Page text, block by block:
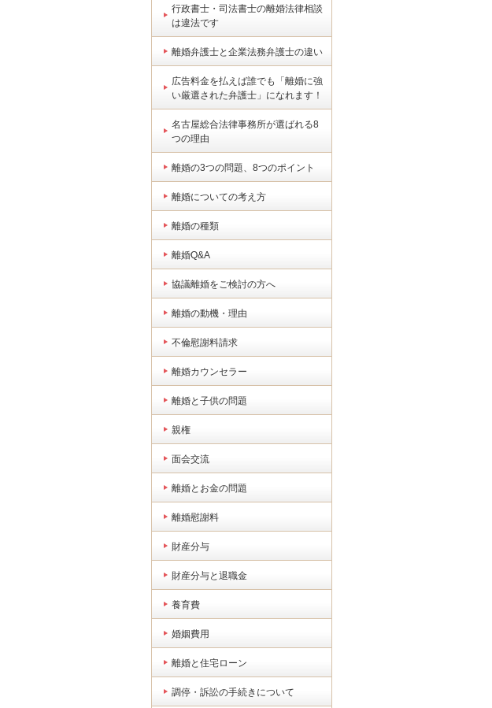
行政書士・司法書士の離婚法律相談
は違法です
離婚弁護士と企業法務弁護士の違い
広告料金を払えば誰でも「離婚に強
い厳選された弁護士」になれます！
名古屋総合法律事務所が選ばれる8
つの理由
離婚の3つの問題、8つのポイント
離婚についての考え方
離婚の種類
離婚Q&A
協議離婚をご検討の方へ
離婚の動機・理由
不倫慰謝料請求
離婚カウンセラー
離婚と子供の問題
親権
面会交流
離婚とお金の問題
離婚慰謝料
財産分与
財産分与と退職金
養育費
婚姻費用
離婚と住宅ローン
調停・訴訟の手続きについて